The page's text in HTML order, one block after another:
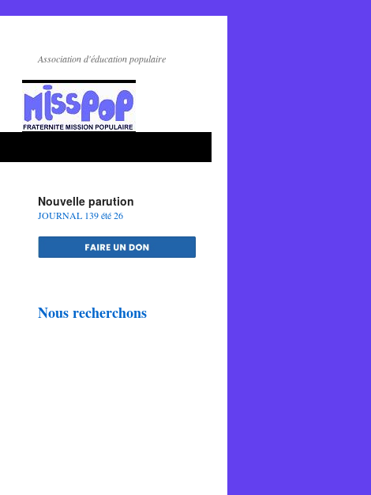
Association d'éducation populaire
Nouvelle parution
JOURNAL 139 été 26
Nous recherchons